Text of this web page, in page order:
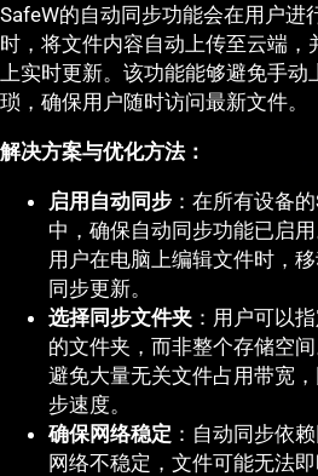
SafeW的自动同步功能会在用户进
时，将文件内容自动上传至云端，
上实时更新。该功能能够避免手动
琐，确保用户随时访问最新文件。
解决方案与优化方法：
启用自动同步 ：在所有设备
中，确保自动同步功能已启
用户在电脑上编辑文件时，
同步更新。
选择同步文件夹 ：用户可以
的文件夹，而非整个存储空
避免大量无关文件占用带宽
步速度。
确保网络稳定 ：自动同步依
网络不稳定，文件可能无法